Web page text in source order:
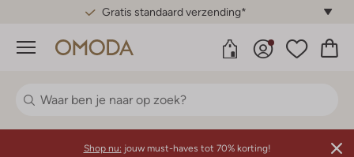
Gratis standaard verzending*
Menu
Shop nu: jouw must-haves tot 70% korting!